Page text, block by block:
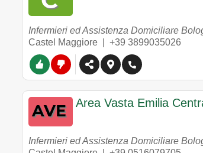
Infermieri ed Assistenza Domiciliare
Castel Maggiore | +39 3899035026
Area Vasta Emilia
Infermieri ed Assistenza Domiciliare